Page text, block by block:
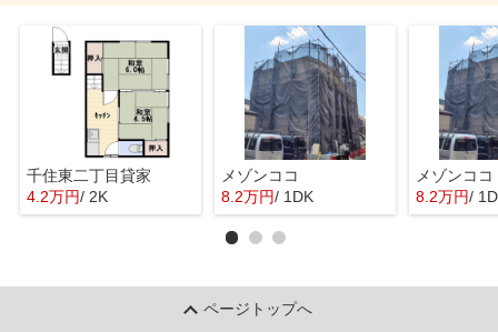
千住東二丁目貸家
4.2万円/ 2K
メゾンココ
8.2万円/ 1DK
メゾンココ
8.2万円/
ページトップへ